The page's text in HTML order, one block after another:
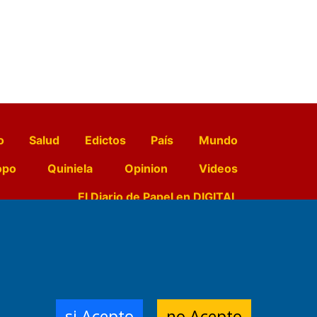
Salud Edictos País
Mundo
Quiniela Opinion
Videos
El Diario de Papel en DIGITAL